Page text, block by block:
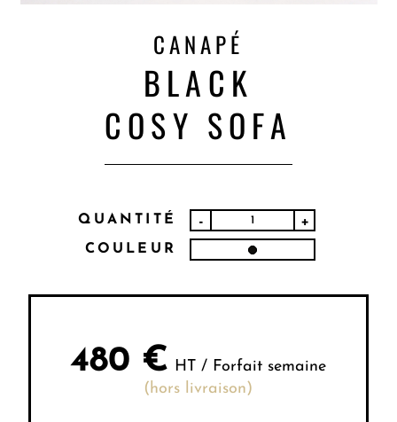
CANAPÉ
BLACK
COSY SOFA
QUANTITÉ - +
COULEUR
480 € HT / Forfait semaine
(hors livraison)